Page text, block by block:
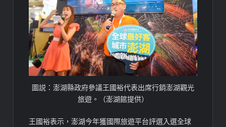
圖説：澎湖縣政府參議王國裕代表出席行銷澎湖觀光
旅遊。（澎湖館提供）
王國裕表示，澎湖今年獲國際旅遊平台評選入選全球